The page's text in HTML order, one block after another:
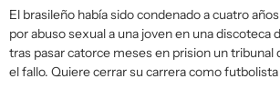
El brasileño había sido condenado a cuatro
por abuso sexual a una joven en una discoteca
tras pasar catorce meses en prision un tribunal
el fallo. Quiere cerrar su carrera como